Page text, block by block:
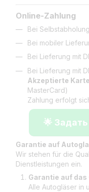
Online-Zahlung
Bei Selbstabholung
Bei mobiler
Bei Lieferung mit
Bei Lieferung mit
Akzeptierte
MasterCard)
Zahlung erfolgt
🌟
Garantie auf
Wir stehen für die
Dienstleistungen ein.
Garantie auf das
Alle Autogläser in